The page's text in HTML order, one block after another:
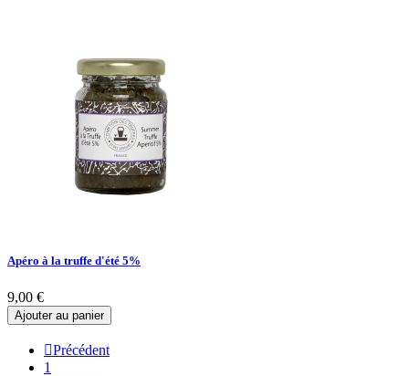
Apéro à la truffe d'été 5%
9,00 €
Ajouter au panier
Précédent
1